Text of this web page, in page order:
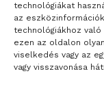
technológiákat
az
technológiákhoz
ezen az oldalon
viselkedés vagy az
vagy visszavonása
Legutóbbi
Helló Világ!